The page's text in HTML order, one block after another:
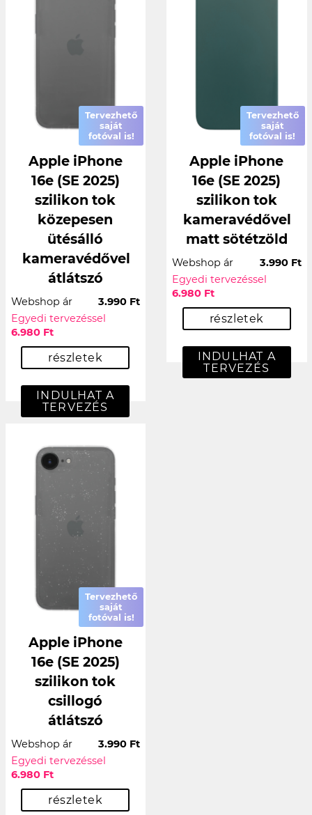
Tervezhető
saját
fotóval is!
Apple iPhone
16e (SE 2025)
szilikon tok
közepesen
ütésálló
kameravédővel
átlátszó
Webshop ár
3.990 Ft
Egyedi tervezéssel
6.980 Ft
részletek
INDULHAT A
TERVEZÉS
Tervezhető
saját
fotóval is!
Apple iPhone
16e (SE 2025)
szilikon tok
kameravédővel
matt sötétzöld
Webshop ár
3.990 Ft
Egyedi tervezéssel
6.980 Ft
részletek
INDULHAT A
TERVEZÉS
Tervezhető
saját
fotóval is!
Apple iPhone
16e (SE 2025)
szilikon tok
csillogó
átlátszó
Webshop ár
3.990 Ft
Egyedi tervezéssel
6.980 Ft
részletek